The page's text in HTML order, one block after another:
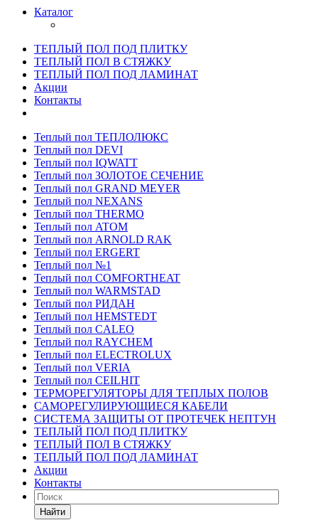
Каталог
ТЕПЛЫЙ ПОЛ ПОД ПЛИТКУ
ТЕПЛЫЙ ПОЛ В СТЯЖКУ
ТЕПЛЫЙ ПОЛ ПОД ЛАМИНАТ
Акции
Контакты
Теплый пол ТЕПЛОЛЮКС
Теплый пол DEVI
Теплый пол IQWATT
Теплый пол ЗОЛОТОЕ СЕЧЕНИЕ
Теплый пол GRAND MEYER
Теплый пол NEXANS
Теплый пол THERMO
Теплый пол ATOM
Теплый пол ARNOLD RAK
Теплый пол ERGERT
Теплый пол №1
Теплый пол COMFORTHEAT
Теплый пол WARMSTAD
Теплый пол РИДАН
Теплый пол HEMSTEDT
Теплый пол CALEO
Теплый пол RAYCHEM
Теплый пол ELECTROLUX
Теплый пол VERIA
Теплый пол CEILHIT
ТЕРМОРЕГУЛЯТОРЫ ДЛЯ ТЕПЛЫХ ПОЛОВ
САМОРЕГУЛИРУЮЩИЕСЯ КАБЕЛИ
СИСТЕМА ЗАЩИТЫ ОТ ПРОТЕЧЕК НЕПТУН
ТЕПЛЫЙ ПОЛ ПОД ПЛИТКУ
ТЕПЛЫЙ ПОЛ В СТЯЖКУ
ТЕПЛЫЙ ПОЛ ПОД ЛАМИНАТ
Акции
Контакты
Найти